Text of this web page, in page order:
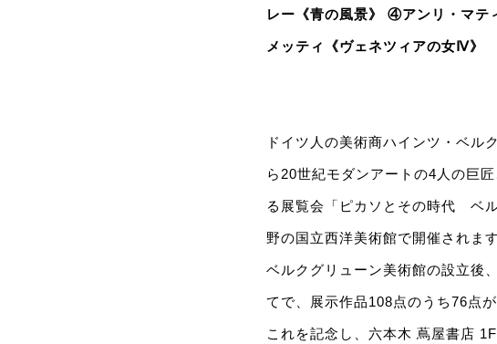
レー《青の風景》 ④アンリ・マテ
メッティ《ヴェネツィアの女Ⅳ》
ドイツ人の美術商ハインツ・ベル
ら20世紀モダンアートの4人の巨
る展覧会「ピカソとその時代 ベ
野の国立西洋美術館で開催されます
ベルクグリューン美術館の設立後
てで、展示作品108点のうち76点
これを記念し、六本木 蔦屋書店